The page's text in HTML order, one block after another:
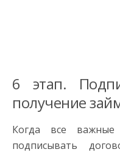
6 этап.
получение
Когда все
подписывать